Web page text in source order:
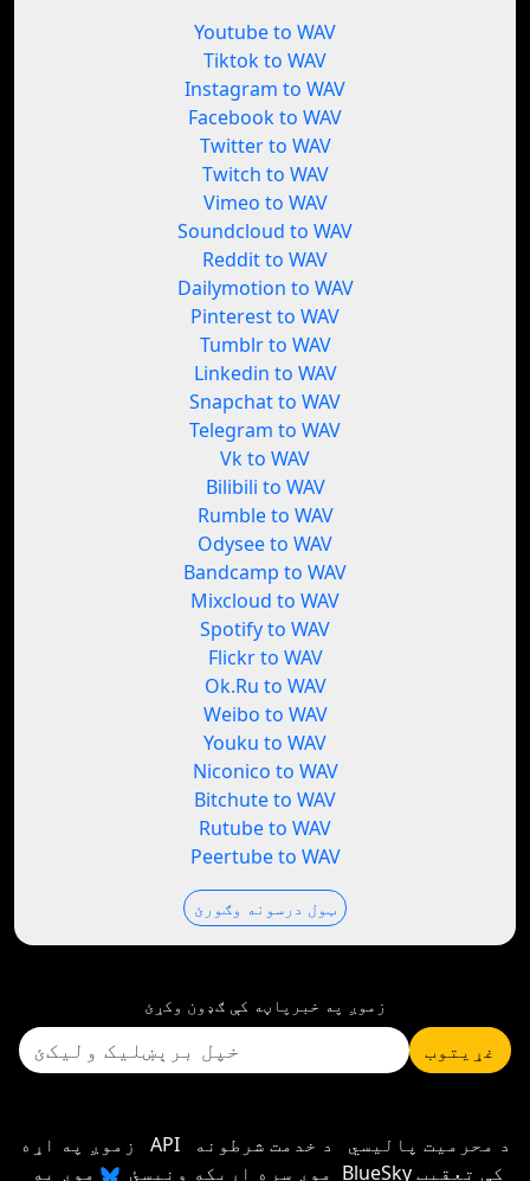
Youtube to WAV
Tiktok to WAV
Instagram to WAV
Facebook to WAV
Twitter to WAV
Twitch to WAV
Vimeo to WAV
Soundcloud to WAV
Reddit to WAV
Dailymotion to WAV
Pinterest to WAV
Tumblr to WAV
Linkedin to WAV
Snapchat to WAV
Telegram to WAV
Vk to WAV
Bilibili to WAV
Rumble to WAV
Odysee to WAV
Bandcamp to WAV
Mixcloud to WAV
Spotify to WAV
Flickr to WAV
Ok.Ru to WAV
Weibo to WAV
Youku to WAV
Niconico to WAV
Bitchute to WAV
Rutube to WAV
Peertube to WAV
ټول درسونه وګورئ
زموږ په خبرپاڼه کې ګډون وکړئ
غړیتوب
زموږ په اړه API د محرمیت پالیسي
د خدمت شرطونه
موږ سره اړیکه ونیسئ
موږ په BlueSky کې تعقیب